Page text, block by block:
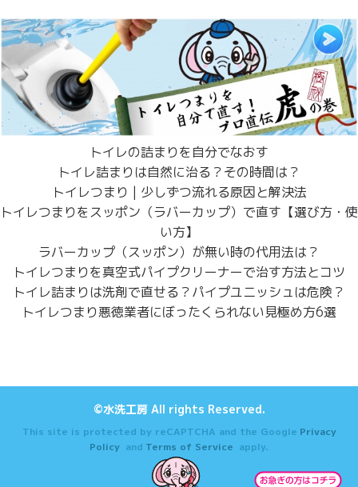
トイレの詰まりを自分でなおす
トイレ詰まりは自然に治る？その時間は？
トイレつまり | 少しずつ流れる原因と解決法
トイレつまりをスッポン（ラバーカップ）で直す【選び方・使
い方】
ラバーカップ（スッポン）が無い時の代用法は？
トイレつまりを真空式パイプクリーナーで治す方法とコツ
トイレ詰まりは洗剤で直せる？パイプユニッシュは危険？
トイレつまり悪徳業者にぼったくられない見極め方6選
©水洗工房 All rights Reserved.
This site is protected by reCAPTCHA and the Google Privacy
Policy and Terms of Service apply.